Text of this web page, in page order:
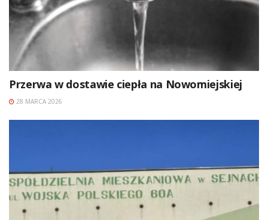
Przerwa w dostawie ciepła na Nowomiejskiej
28 MARCA 2026